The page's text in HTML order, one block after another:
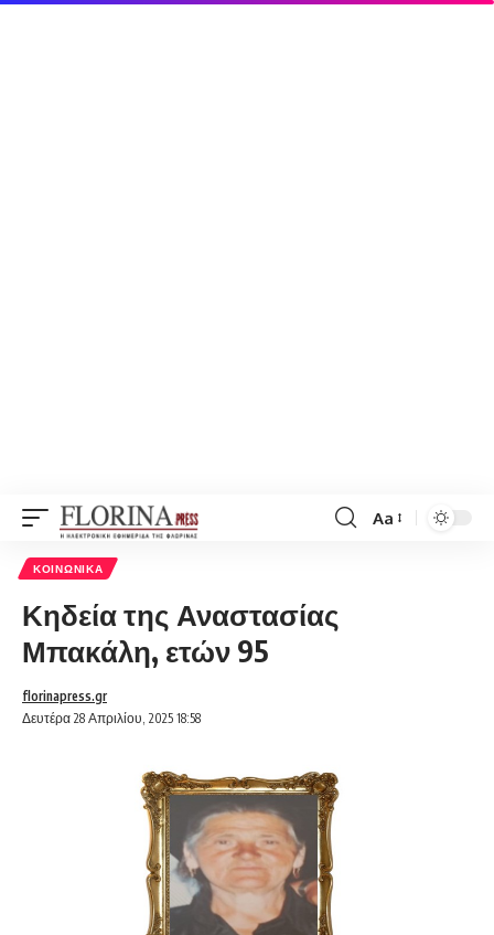
Font
Aa
ΚΟΙΝΩΝΙΚΆ
Κηδεία της Αναστασίας
Μπακάλη, ετών 95
Δευτέρα 28 Απριλίου, 2025 18:58
florinapress.gr